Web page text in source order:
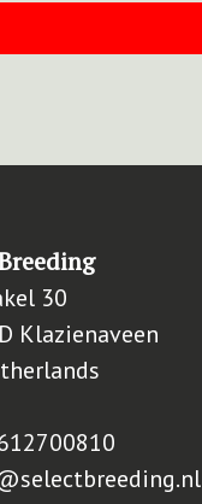
30
Klazienaveen